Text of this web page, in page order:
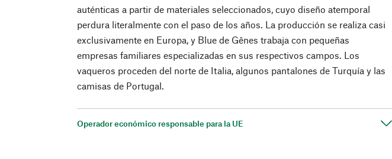
auténticas a partir de materiales seleccionados, cuyo diseño atemporal
perdura literalmente con el paso de los años. La producción se realiza casi
exclusivamente en Europa, y Blue de Gênes trabaja con pequeñas
empresas familiares especializadas en sus respectivos campos. Los
vaqueros proceden del norte de Italia, algunos pantalones de Turquía y las
camisas de Portugal.
Operador económico responsable para la UE